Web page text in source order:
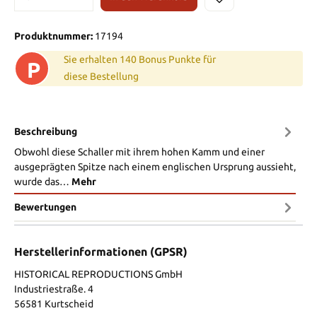
Produktnummer: 17194
P
Sie erhalten 140 Bonus Punkte für
diese Bestellung
Beschreibung
Obwohl diese Schaller mit ihrem hohen Kamm und einer
ausgeprägten Spitze nach einem englischen Ursprung aussieht,
wurde das… Mehr
Bewertungen
Herstellerinformationen (GPSR)
HISTORICAL REPRODUCTIONS GmbH
Industriestraße. 4
56581 Kurtscheid